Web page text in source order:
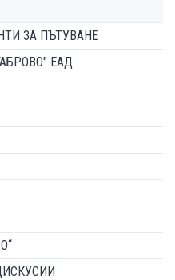
ЗА ПЪТУВАНЕ
ЕАД